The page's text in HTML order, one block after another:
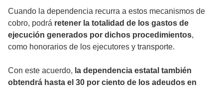
Cuando la dependencia recurra a estos mecanismos de
cobro, podrá retener la totalidad de los gastos de
ejecución generados por dichos procedimientos,
como honorarios de los ejecutores y transporte.
Con este acuerdo, la dependencia estatal también
obtendrá hasta el 30 por ciento de los adeudos en